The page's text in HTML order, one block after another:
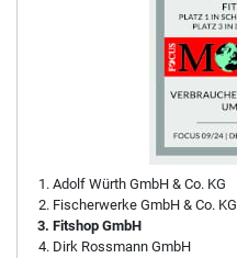
Adolf Würth GmbH & Co. KG
Fischerwerke GmbH & Co. KG
Fitshop GmbH
Dirk Rossmann GmbH